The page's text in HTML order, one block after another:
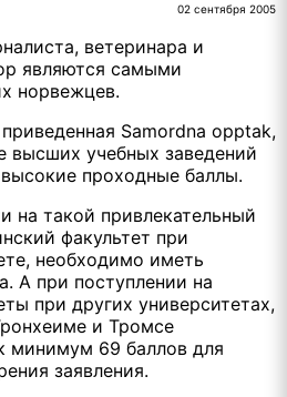
02 сентября 2005
ветеринара и
являются самыми
норвежцев.
Samordna opptak,
высших учебных заведений
проходные баллы.
на такой привлекательный
факультет при
необходимо иметь
А при поступлении на
при других университетах,
и Тромсе
минимум 69 баллов для
заявления.